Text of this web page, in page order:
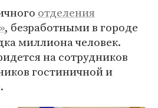
отделения
, безработными в городе
миллиона человек.
на сотрудников
гостиничной и